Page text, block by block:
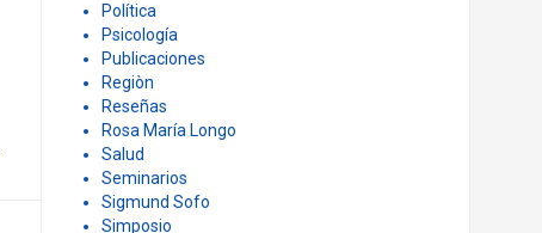
Política
Psicología
Publicaciones
Regiòn
Reseñas
Rosa María Longo
Salud
Seminarios
Sigmund Sofo
Simposio